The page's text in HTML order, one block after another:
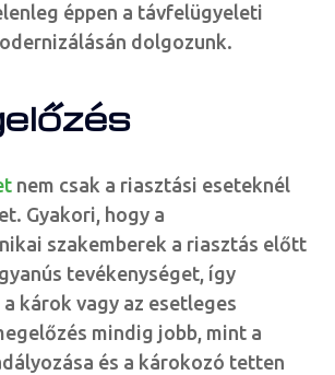
éppen a távfelügyeleti
dolgozunk.
nem csak a riasztási eseteknél
Gyakori, hogy a
szakemberek a riasztás előtt
tevékenységet, így
károk vagy az esetleges
mindig jobb, mint a
és a károkozó tetten